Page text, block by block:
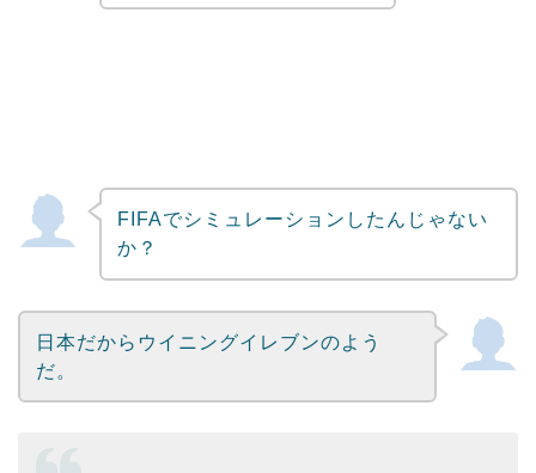
FIFAでシミュレーションしたんじゃない
か？
日本だからウイニングイレブンのよう
だ。